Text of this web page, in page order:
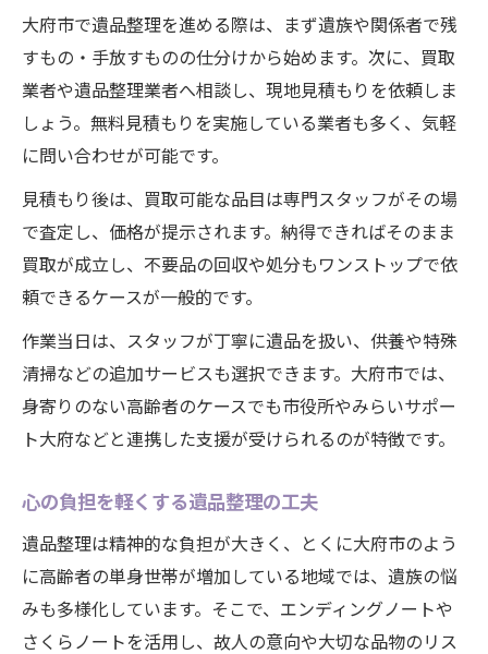
大府市で遺品整理を進める際は、まず遺族や関係者で残
すもの・手放すものの仕分けから始めます。次に、買取
業者や遺品整理業者へ相談し、現地見積もりを依頼しま
しょう。無料見積もりを実施している業者も多く、気軽
に問い合わせが可能です。
見積もり後は、買取可能な品目は専門スタッフがその場
で査定し、価格が提示されます。納得できればそのまま
買取が成立し、不要品の回収や処分もワンストップで依
頼できるケースが一般的です。
作業当日は、スタッフが丁寧に遺品を扱い、供養や特殊
清掃などの追加サービスも選択できます。大府市では、
身寄りのない高齢者のケースでも市役所やみらいサポー
ト大府などと連携した支援が受けられるのが特徴です。
心の負担を軽くする遺品整理の工夫
遺品整理は精神的な負担が大きく、とくに大府市のよう
に高齢者の単身世帯が増加している地域では、遺族の悩
みも多様化しています。そこで、エンディングノートや
さくらノートを活用し、故人の意向や大切な品物のリス